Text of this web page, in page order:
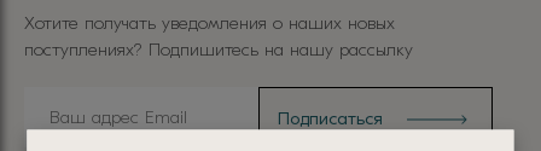
Хотите получать уведомления о наших новых
поступлениях? Подпишитесь на нашу рассылку